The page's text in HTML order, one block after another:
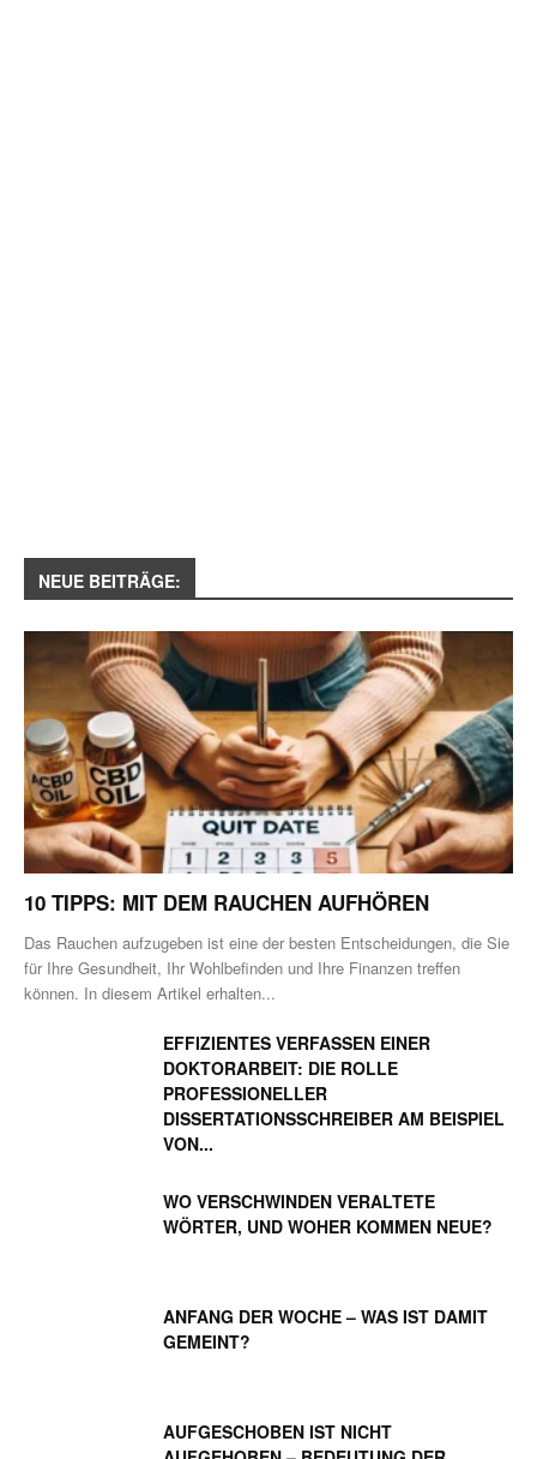
NEUE BEITRÄGE:
10 TIPPS: MIT DEM RAUCHEN AUFHÖREN
Das Rauchen aufzugeben ist eine der besten Entscheidungen, die Sie
für Ihre Gesundheit, Ihr Wohlbefinden und Ihre Finanzen treffen
können. In diesem Artikel erhalten...
EFFIZIENTES VERFASSEN EINER
DOKTORARBEIT: DIE ROLLE
PROFESSIONELLER
DISSERTATIONSSCHREIBER AM BEISPIEL
VON...
WO VERSCHWINDEN VERALTETE
WÖRTER, UND WOHER KOMMEN NEUE?
ANFANG DER WOCHE – WAS IST DAMIT
GEMEINT?
AUFGESCHOBEN IST NICHT